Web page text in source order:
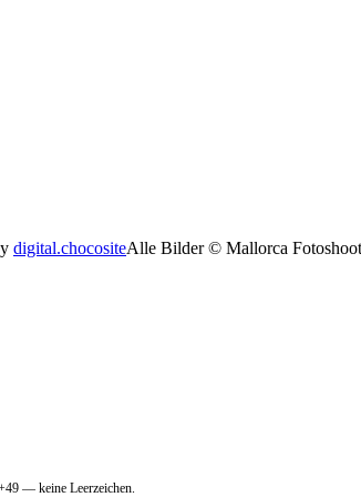
digital.chocositeAlle Bilder © Mallorca
— keine Leerzeichen.